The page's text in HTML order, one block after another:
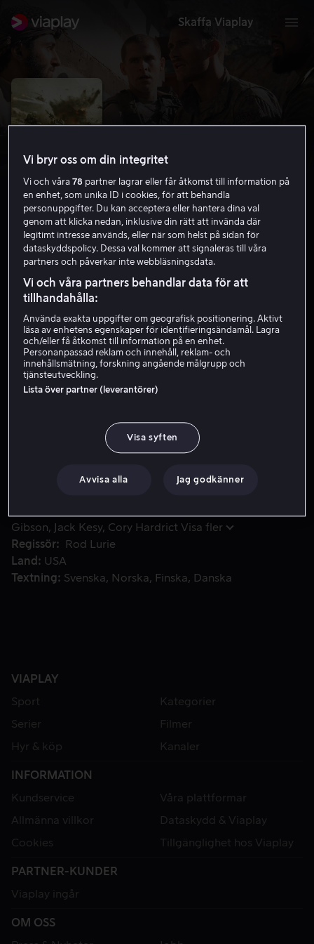
Skaffa Viaplay
The Outpost
HD
Hyr 49 kr
Köp 149 kr
Den sanna historien om slaget vid Kamdesh,
Den sanna historien om slaget vid Kamdesh,
Afghanistan, där 54 amerikanska soldater omringades
av 400 talibaner vid världens dödligaste militära utpost
Gibson
Jack Kesy Cory Hardrict Visa fler
Regissör
Rod Lurie
Land
USA
Textning
Svenska Norska Finska Danska
VIAPLAY
Sport
Kategorier
Serier
Filmer
Hyr & köp
Kanaler
INFORMATION
Kundservice
Våra plattformar
Allmänna villkor
Dataskydd & Viaplay
Cookies
Tillgänglighet hos Viaplay
PARTNER-KUNDER
Viaplay ingår
OM OSS
Vi bryr oss om din integritet
Vi och våra78 partner lagrar eller får åtkomst till information på
en enhet, som unika ID i cookies, för att behandla
personuppgifter. Du kan acceptera eller hantera dina val
genom att klicka nedan, inklusive din rätt att invända där
legitimt intresse används, eller när som helst på sidan för
dataskyddspolicy. Dessa val kommer att signaleras till våra
partners och påverkar inte webbläsningsdata.
Vi och våra partners behandlar data för att
tillhandahålla:
Använda exakta uppgifter om geografisk positionering. Aktivt
läsa av enhetens egenskaper för identifieringsändamål. Lagra
och/eller få åtkomst till information på en enhet.
Personanpassad reklam och innehåll, reklam- och
innehållsmätning, forskning angående målgrupp och
tjänsteutveckling.
Lista över partner (leverantörer)
Visa syften
Avvisa alla Jag godkänner